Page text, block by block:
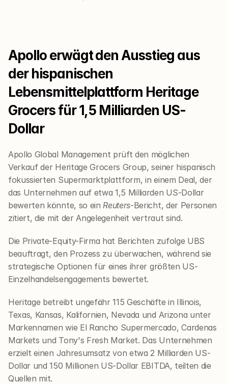
Apollo erwägt den Ausstieg aus
der hispanischen
Lebensmittelplattform Heritage
Grocers für 1,5 Milliarden US-
Dollar
Apollo Global Management prüft den möglichen
Verkauf der Heritage Grocers Group, seiner hispanisch
fokussierten Supermarktplattform, in einem Deal, der
das Unternehmen auf etwa 1,5 Milliarden US-Dollar
bewerten könnte, so ein Reuters-Bericht, der Personen
zitiert, die mit der Angelegenheit vertraut sind.
Die Private-Equity-Firma hat Berichten zufolge UBS
beauftragt, den Prozess zu überwachen, während sie
strategische Optionen für eines ihrer größten US-
Einzelhandelsengagements bewertet.
Heritage betreibt ungefähr 115 Geschäfte in Illinois,
Texas, Kansas, Kalifornien, Nevada und Arizona unter
Markennamen wie El Rancho Supermercado, Cardenas
Markets und Tony's Fresh Market. Das Unternehmen
erzielt einen Jahresumsatz von etwa 2 Milliarden US-
Dollar und 150 Millionen US-Dollar EBITDA, teilten die
Quellen mit.